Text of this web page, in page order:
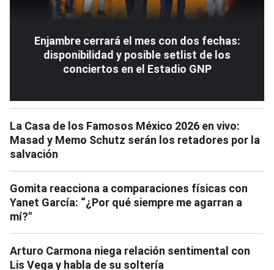
Enjambre cerrará el mes con dos fechas:
disponibilidad y posible setlist de los
conciertos en el Estadio GNP
La Casa de los Famosos México 2026 en vivo:
Masad y Memo Schutz serán los retadores por la
salvación
Gomita reacciona a comparaciones físicas con
Yanet García: “¿Por qué siempre me agarran a
mí?"
Arturo Carmona niega relación sentimental con
Lis Vega y habla de su soltería